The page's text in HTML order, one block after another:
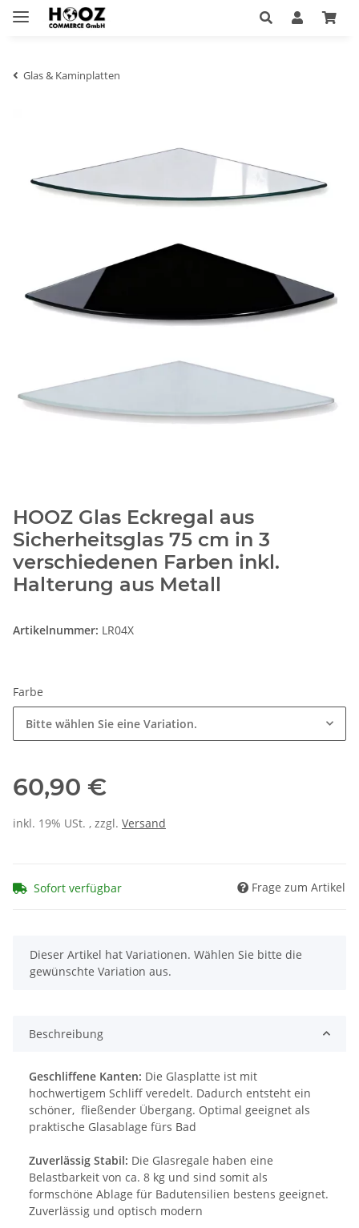
Glas & Kaminplatten
HOOZ Glas Eckregal aus
Sicherheitsglas 75 cm in 3
verschiedenen Farben inkl.
Halterung aus Metall
Artikelnummer: LR04X
Farbe
Bitte wählen Sie eine Variation.
60,90 €
inkl. 19% USt. , zzgl. Versand
Sofort verfügbar Frage zum Artikel
x
Dieser Artikel hat Variationen. Wählen Sie bitte die
gewünschte Variation aus.
Beschreibung
Geschliffene Kanten: Die Glasplatte ist mit
hochwertigem Schliff veredelt. Dadurch entsteht ein
schöner, fließender Übergang. Optimal geeignet als
praktische Glasablage fürs Bad
Zuverlässig Stabil: Die Glasregale haben eine
Belastbarkeit von ca. 8 kg und sind somit als
formschöne Ablage für Badutensilien bestens geeignet.
Zuverlässig und optisch modern